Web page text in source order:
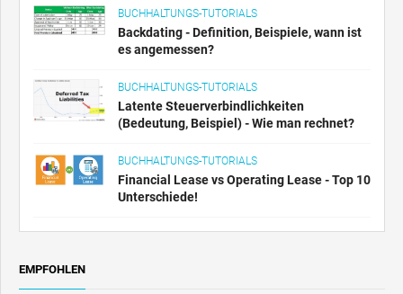
BUCHHALTUNGS-TUTORIALS
Backdating - Definition, Beispiele, wann ist
es angemessen?
BUCHHALTUNGS-TUTORIALS
Latente Steuerverbindlichkeiten
(Bedeutung, Beispiel) - Wie man rechnet?
BUCHHALTUNGS-TUTORIALS
Financial Lease vs Operating Lease - Top 10
Unterschiede!
EMPFOHLEN